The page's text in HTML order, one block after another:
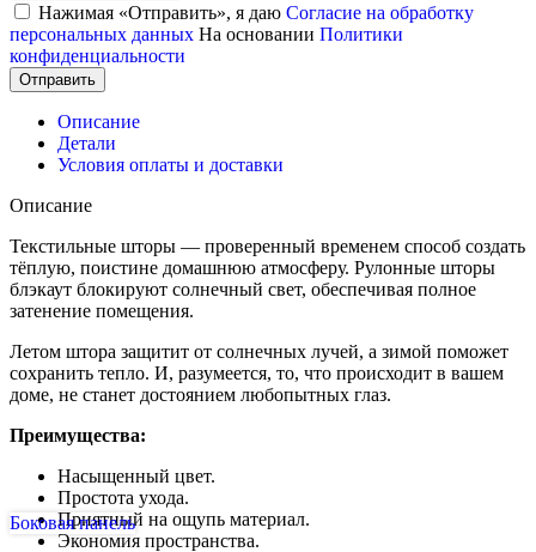
Нажимая «Отправить», я даю Согласие на обработку
персональных данных На основании Политики
конфиденциальности
Отправить
Описание
Детали
Условия оплаты и доставки
Описание
Текстильные шторы — проверенный временем способ создать
тёплую, поистине домашнюю атмосферу. Рулонные шторы
блэкаут блокируют солнечный свет, обеспечивая полное
затенение помещения.
Летом штора защитит от солнечных лучей, а зимой поможет
сохранить тепло. И, разумеется, то, что происходит в вашем
доме, не станет достоянием любопытных глаз.
Преимущества:
Насыщенный цвет.
Простота ухода.
Приятный на ощупь материал.
Экономия пространства.
Боковая панель